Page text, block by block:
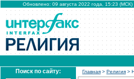
Обновлено: 09 августа 2022 года, 15:23 (МСК)
Поиск по сайту: Главная > Религия >